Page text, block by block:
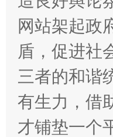
网站架起政
盾，促进社
三者的和谐
有生力，借
才铺垫一个